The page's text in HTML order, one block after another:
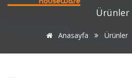
Ürünler
Anasayfa Ürünler